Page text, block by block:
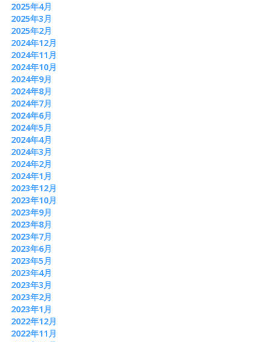
2025年4月
2025年3月
2025年2月
2024年12月
2024年11月
2024年10月
2024年9月
2024年8月
2024年7月
2024年6月
2024年5月
2024年4月
2024年3月
2024年2月
2024年1月
2023年12月
2023年10月
2023年9月
2023年8月
2023年7月
2023年6月
2023年5月
2023年4月
2023年3月
2023年2月
2023年1月
2022年12月
2022年11月